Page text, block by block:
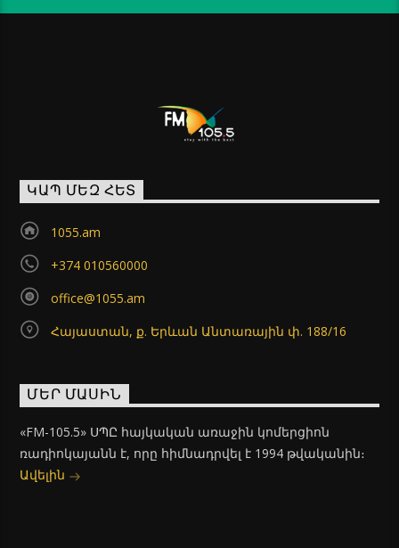
ԿԱՊ ՄԵԶ ՀԵՏ
1055.am
+374 010560000
office@1055.am
Հայաստան, ք. Երևան Անտառային փ. 188/16
ՄԵՐ ՄԱՍԻՆ
«FM-105.5» ՍՊԸ հայկական առաջին կոմերցիոն
ռադիոկայանն է, որը հիմնադրվել է 1994 թվականին։
Ավելին